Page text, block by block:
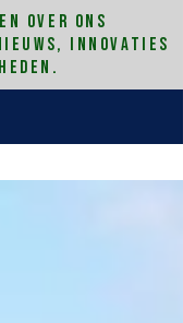
over ons
innovaties